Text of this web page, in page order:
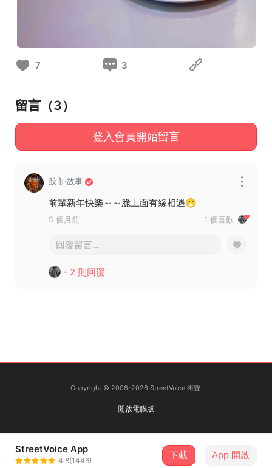
7 3
留言（3）
登入會員開始留言
股市·故事
前輩新年快樂～～脆上面有緣相遇😁
5 個月前 1 個喜歡
回覆留言...
・2 則回覆
Copyright © 2006-2026 StreetVoice 街聲.
開啟電腦版
StreetVoice App
4.8(1446) 下載 App 開啟